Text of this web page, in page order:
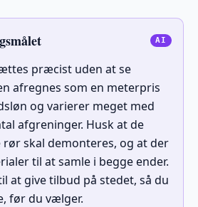
præcist uden at se
afregnes som en meterpris
og varierer meget med
afgreninger. Husk at de
rør skal demonteres, og at der
til at samle i begge ender.
at give tilbud på stedet, så du
før du vælger.